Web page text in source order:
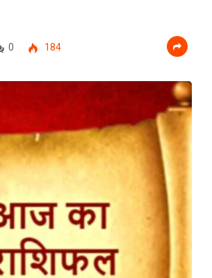
0 184